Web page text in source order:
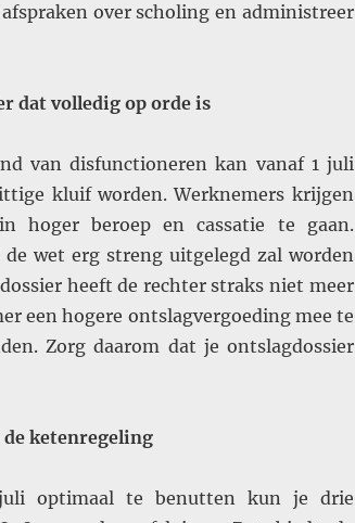
over scholing en administreer
dat volledig op orde is
van disfunctioneren kan vanaf 1 juli
kluif worden. Werknemers krijgen
hoger beroep en cassatie te gaan.
wet erg streng uitgelegd zal worden
heeft de rechter straks niet meer
een hogere ontslagvergoeding mee te
Zorg daarom dat je ontslagdossier
ketenregeling
optimaal te benutten kun je drie